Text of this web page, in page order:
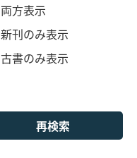
両方表示
新刊のみ表示
古書のみ表示
再検索